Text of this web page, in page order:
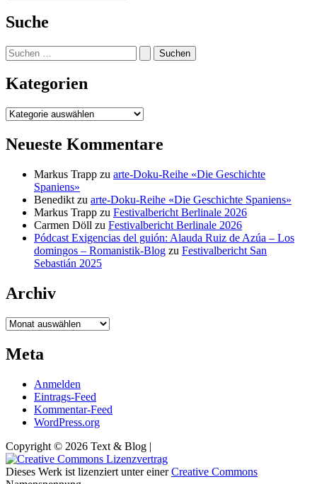
Suche
Suchen
nach:
Kategorien
Kategorien
Neueste Kommentare
Markus Trapp zu arte-Doku-Reihe «Die Geschichte
Spaniens»
Benedikt zu arte-Doku-Reihe «Die Geschichte Spaniens»
Markus Trapp zu Festivalbericht Berlinale 2026
Carmen Döll zu Festivalbericht Berlinale 2026
Pódcast Exigencias del guión: Alauda Ruiz de Azúa – Los
domingos – Romanistik-Blog zu Festivalbericht San
Sebastián 2025
Archiv
Archiv
Meta
Anmelden
Eintrags-Feed
Kommentar-Feed
WordPress.org
Copyright © 2026 Text & Blog |
Dieses Werk ist lizenziert unter einerCreative Commons